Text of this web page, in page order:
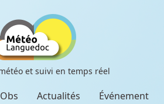
et suivi en temps réel
Actualités
Événement